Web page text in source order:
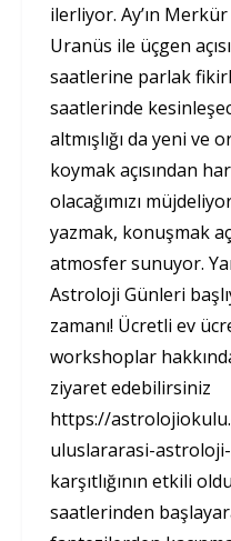
ilerliyor. Ay’ın Merkür
Uranüs ile üçgen
saatlerine parlak
saatlerinde
altmışlığı da yeni
koymak açısından
olacağımızı
yazmak, konuşmak
atmosfer sunuyor.
Astroloji Günleri
zamanı! Ücretli ev
workshoplar
ziyaret edebilirsiniz
https://
uluslararasi-
karşıtlığının etkili
saatlerinden